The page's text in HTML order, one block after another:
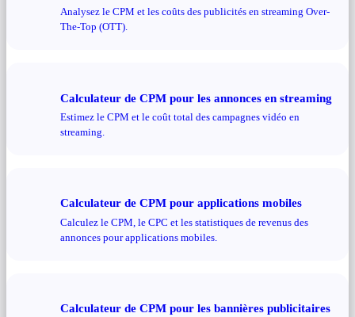
Analysez le CPM et les coûts des publicités en streaming Over-
The-Top (OTT).
Calculateur de CPM pour les annonces en streaming
Estimez le CPM et le coût total des campagnes vidéo en
streaming.
Calculateur de CPM pour applications mobiles
Calculez le CPM, le CPC et les statistiques de revenus des
annonces pour applications mobiles.
Calculateur de CPM pour les bannières publicitaires